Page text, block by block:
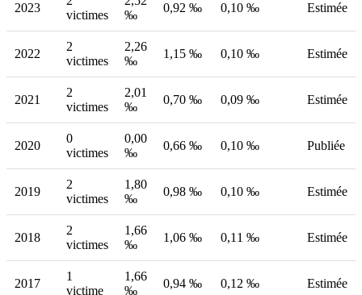
2023
victimes
‰
0,92 ‰ 0,10 ‰ Estimée
2022
2
victimes
2,26
‰
1,15 ‰ 0,10 ‰ Estimée
2021
2
victimes
2,01
‰
0,70 ‰ 0,09 ‰ Estimée
2020
0
victimes
0,00
‰
0,66 ‰ 0,10 ‰ Publiée
2019
2
victimes
1,80
‰
0,98 ‰ 0,10 ‰ Estimée
2018
2
victimes
1,66
‰
1,06 ‰ 0,11 ‰ Estimée
2017
1
victime
1,66
‰
0,94 ‰ 0,12 ‰ Estimée